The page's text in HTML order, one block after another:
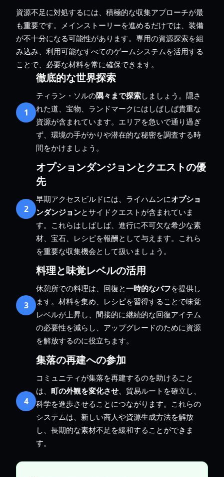
資源不足に対処するには、積極的な収集アプローチが最
も重要です。メインストーリーを進めるだけでは、装備
が不十分になる可能性があります。専用の資源探索を組
み込み、利用可能なすべてのゲームシステムを活用する
ことで、必要な材料を常に確保できます。
1
徹底的な世界探索
ティラン・ソルの隅々まで探索しましょう。隠さ
れた道、宝物、ランドマークにはしばしば貴重な
資源が含まれています。エリアを急いで通り過ぎ
ず、環境の手がかりや潜在的な秘密を調査する時
間をかけましょう。
2
オプションダンジョンとクエストの優
先
早期アクセスビルドには、ライハムンにオプショ
ンダンジョンとサイドクエストが含まれていま
す。これらはしばしば、進行に不可欠な希少な素
材、宝石、レシピを報酬として与えます。これら
を重要な収集機会として扱いましょう。
3
料理と味覚レベルの活用
休憩所での料理は、回復と一時的なバフを提供し
ます。材料を集め、レシピを習得することで味覚
レベルが上昇し、間接的に継続的な回復アイテム
の必要性を減らし、アップグレードのために資源
を解放するのに役立ちます。
4
集落の再建への参加
コミュニティが集落を再建するのを助けること
は、 町の外観を変化させ 、貿易ルートを確立し、
科学を進歩させることにつながります。これらの
システムは、新しい商人や資源生成方法を解放
し、長期的な素材不足を緩和することができま
す。